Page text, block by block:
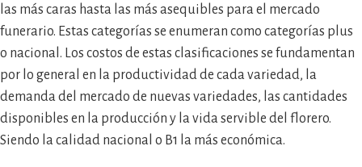
las más caras hasta las más asequibles para el mercado
funerario. Estas categorías se enumeran como categorías plus
o nacional. Los costos de estas clasificaciones se fundamentan
por lo general en la productividad de cada variedad, la
demanda del mercado de nuevas variedades, las cantidades
disponibles en la producción y la vida servible del florero.
Siendo la calidad nacional o B1 la más económica.